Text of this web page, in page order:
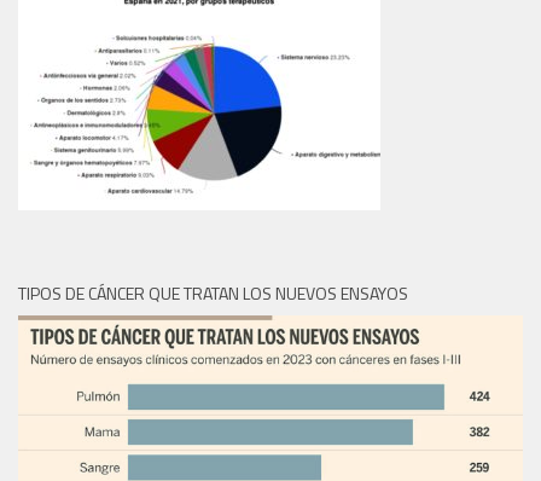
TIPOS DE CÁNCER QUE TRATAN LOS NUEVOS ENSAYOS